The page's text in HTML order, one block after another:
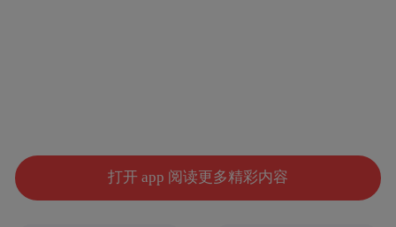
如果说“鑫众创贷”是上海农商银行“点对点”
的金融支持，那么设计一套系统性方案则是
打开 app 阅读更多精彩内容